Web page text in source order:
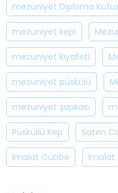
mezuniyet Diploma
mezuniyet kepi
mezuniyet kıyafeti
mezuniyet püskülü
mezuniyet şapkası
Püsküllü Kep Saten
İmalat Cübbe İmalat